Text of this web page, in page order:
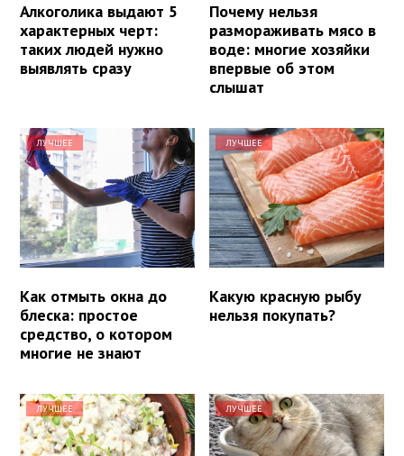
Алкоголика выдают 5
характерных черт:
таких людей нужно
выявлять сразу
Почему нельзя
размораживать мясо в
воде: многие хозяйки
впервые об этом
слышат
ЛУЧШЕЕ
Как отмыть окна до
блеска: простое
средство, о котором
многие не знают
ЛУЧШЕЕ
Какую красную рыбу
нельзя покупать?
ЛУЧШЕЕ ЛУЧШЕЕ